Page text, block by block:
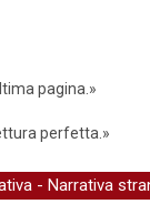
pagina.»
perfetta.»
- Narrativa